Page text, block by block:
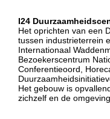
I24
Het oprichten van een
tussen industrieterrein
Internationaal
Bezoekerscentrum
Conferentieoord,
Het gebouw is
zichzelf en de